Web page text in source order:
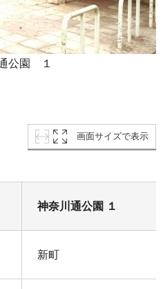
公園 １
画面サイズで表示
神奈川通公園 １
新町